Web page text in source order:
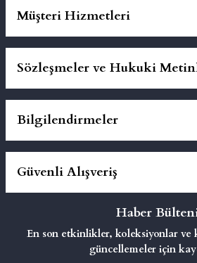
Müşteri Hizmetleri
Sözleşmeler ve Hukuki
Bilgilendirmeler
Güvenli Alışveriş
Haber
En son etkinlikler, koleksiyonlar
güncellemeler için